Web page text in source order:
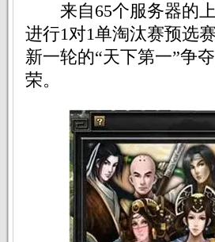
来自65个服务器的上
进行1对1单淘汰赛预选
新一轮的“天下第一”争
荣。